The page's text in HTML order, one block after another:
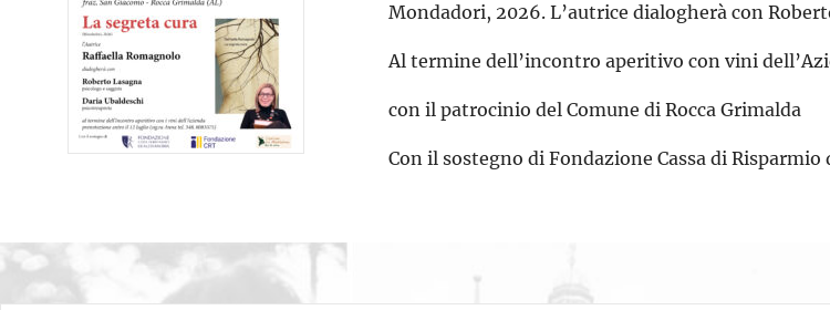
Mondadori, 2026. L’autrice dialogherà con
Al termine dell’incontro aperitivo con vini
con il patrocinio del Comune di Rocca Grimalda
Con il sostegno di Fondazione Cassa di